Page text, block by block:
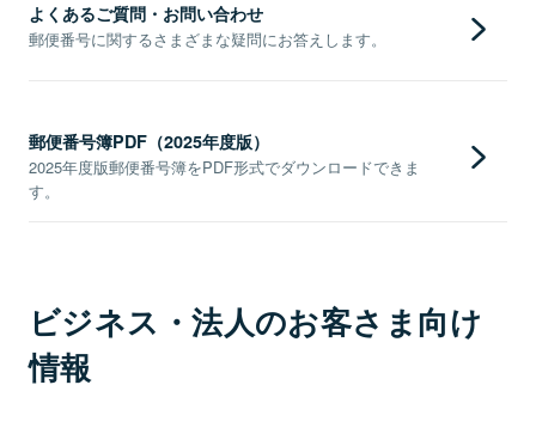
よくあるご質問・お問い合わせ
郵便番号に関するさまざまな疑問にお答えします。
郵便番号簿PDF（2025年度版）
2025年度版郵便番号簿をPDF形式でダウンロードできま
す。
ビジネス・法人のお客さま向け
情報